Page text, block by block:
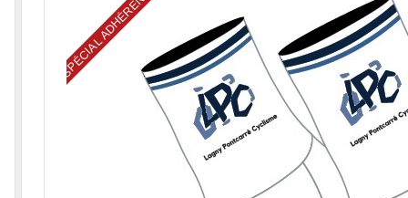
SPÉCIAL ADHÉRENTS